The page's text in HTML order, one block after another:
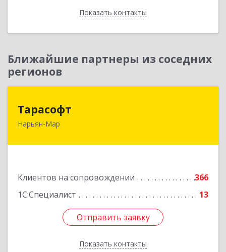
Показать контакты
Назад
Ближайшие партнеры из соседних
регионов
Тарасофт
Нарьян-Мар
Клиентов на сопровождении
366
1С:Специалист
13
Отправить заявку
Показать контакты
166000, Ненецкий АО, Нарьян-Мар г, им
Отправить заявку
Назад